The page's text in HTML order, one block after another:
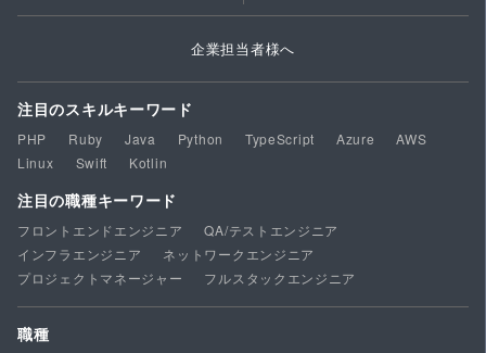
企業担当者様へ
注目のスキルキーワード
PHP Ruby Java Python TypeScript Azure
AWS
Linux
Swift Kotlin
注目の職種キーワード
フロントエンドエンジニア
QA/テストエンジニア
インフラエンジニア
ネットワークエンジニア
プロジェクトマネージャー
フルスタックエンジニア
職種